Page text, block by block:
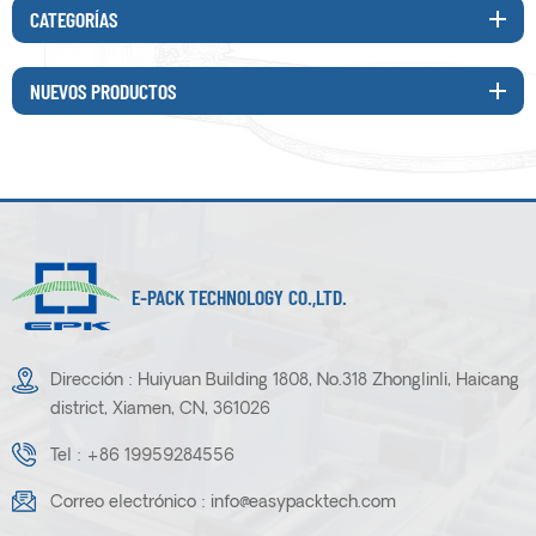
sistema ajustable de 360° para adaptarse a cualquier forma de envase
y garantizar un buen efecto de contracción. Por lo tanto, el túnel de
envoltura retráctil de contenedores. “ Con las soluciones de empaque
como objetivo producir productos que cumplan con los requisitos de los
clientes. El cliente se beneficiará inmediatamente de las soluciones de
envasado E-Pack, alta eficiencia y perfecta contracción. “Nos sentimos
de nuestro perfecto efecto de envoltura retráctil en Filipinas. Estamos
orgullosos de contribuir a las necesidades diarias de la empresa en
Filipinas y ayudarlos a seguir siendo ágiles y competitivos en un
CATEGORÍAS
NUEVOS PRODUCTOS
E-PACK TECHNOLOGY CO.,LTD.
Dirección : Huiyuan Building 1808, No.318 Zhonglinli, Haicang
district, Xiamen, CN, 361026
Tel : +86 19959284556
Correo electrónico : info@easypacktech.com